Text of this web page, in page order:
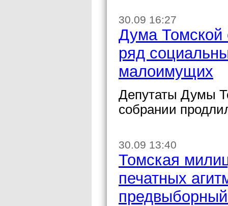
30.09 16:27
Дума Томской
ряд
малоимущих
Депутаты Думы
собрании
30.09 13:40
Томская
печатных